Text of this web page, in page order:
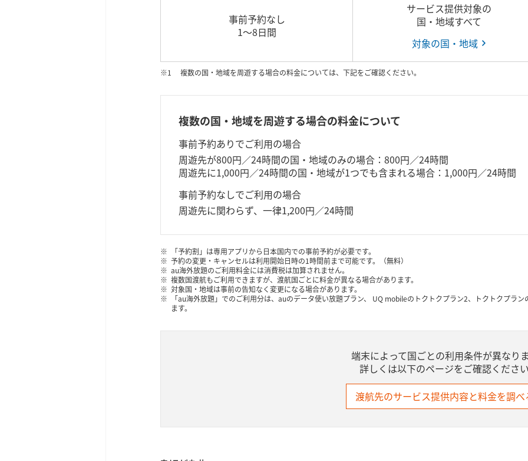
事前予約なし
1～8日間
サービス提供対象の
国・地域すべて
対象の国・地域
複数の国・地域を周遊する場合の料金については、下記をご確認ください。
複数の国・地域を周遊する場合の料金について
事前予約​ありで​ご利用の​場合
周遊先が​800円／24時間の​国・地域のみの​場合：800円／24時間
周遊先に​1,000円／24時間の​国・地域が​1つでも​含まれる​場合：1,000円／24時間
事前予約なしで​ご利用の​場合
周遊先に​関わらず、​一律1,200円／24時間
「予約割」は専用アプリから日本国内での事前予約が必要です。
予約の変更・キャンセルは利用開始日時の1時間前まで可能です。（無料）
au海外放題のご利用料金には消費税は加算されません。
複数国渡航もご利用できますが、渡航国ごとに料金が異なる場合があります。
対象国・地域は事前の告知なく変更になる場合があります。
「au海外放題」でのご利用分は、auのデータ使い放題プラン、 UQ mobileのトクトクプラン2、トクトクプラ
ます。
端末によって国ごとの利用条件が異なり
詳しくは以下のページをご確認くださ
渡航先のサービス提供内容と料金を調べ